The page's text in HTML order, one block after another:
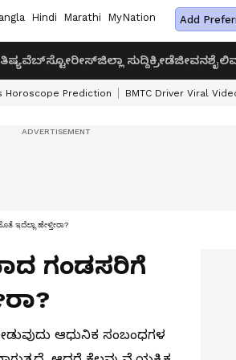
Hindi Marathi MyNation Add
ವೆಬ್‌ಸ್ಟೋರೀಸ್ಜಿಲ್ಲಾ ಸುದ್ದಿಕ್ರೀಡೆಜೀವನಶೈಲಿ
Horoscope Prediction BMTC Driver Viral
ಇದೆಲ್ಲಾ ಹೇಳ್ತೀರಾ?
ಗಂಡಸರಿಗೆ
ಆಧುನಿಕ ಸಂಬಂಧಗಳ